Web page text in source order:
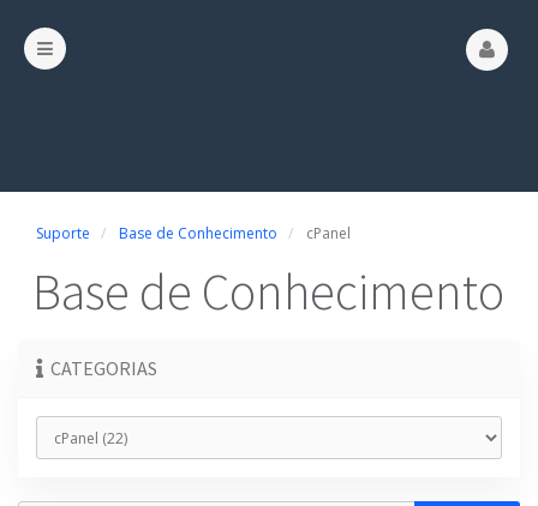
Suporte Base de Conhecimento cPanel
Base de Conhecimento
CATEGORIAS